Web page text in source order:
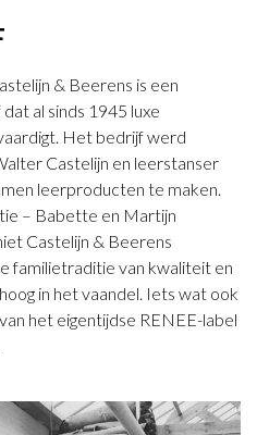
& Beerens is een
al sinds 1945 luxe
Het bedrijf werd
Castelijn en leerstanser
leerproducten te maken.
– Babette en Martijn
Castelijn & Beerens
familietraditie van kwaliteit en
in het vaandel. Iets wat ook
het eigentijdse RENEE-label